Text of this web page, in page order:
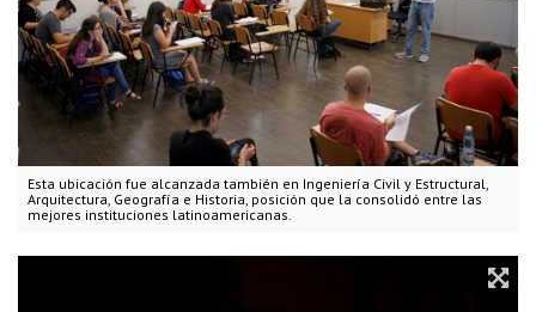
Esta ubicación fue alcanzada también en Ingeniería Civil y Estructural,
Arquitectura, Geografía e Historia, posición que la consolidó entre las
mejores instituciones latinoamericanas.